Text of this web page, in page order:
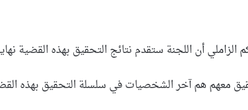
أن اللجنة ستقدم نتائج التحقيق بهذه القضية
معهم هم آخر الشخصيات في سلسلة التحقيق بهذه